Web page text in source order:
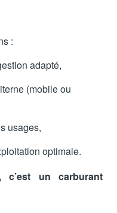
:
adapté,
(mobile ou
usages,
optimale.
c’est un carburant